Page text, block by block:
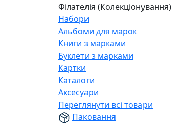
Філателія (Колекціонування)
Набори
Альбоми для марок
Книги з марками
Буклети з марками
Картки
Каталоги
Аксесуари
Переглянути всі товари
Паковання